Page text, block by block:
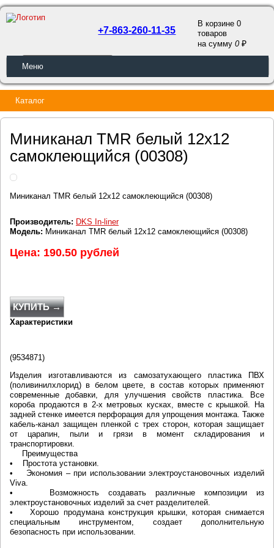
ОБРАТНЫЙ ЗВОНОК
+7-863-260-11-35
В корзине 0
товаров
на сумму0
Меню
Каталог
Миниканал ТМR белый 12х12
самоклеющийся (00308)
Миниканал ТМR белый 12х12 самоклеющийся (00308)
Производитель: DKS In-liner
Модель: Миниканал ТМR белый 12х12 самоклеющийся (00308)
Цена: 190.50 рублей
КУПИТЬ →
Характеристики
(9534871)
Изделия изготавливаются из самозатухающего пластика ПВХ
(поливинилхлорид) в белом цвете, в состав которых применяют
современные добавки, для улучшения свойств пластика. Все
короба продаются в 2-х метровых кусках, вместе с крышкой. На
задней стенке имеется перфорация для упрощения монтажа. Также
кабель-канал защищен пленкой с трех сторон, которая защищает
от царапин, пыли и грязи в момент складирования и
транспортировки.
Преимущества
• Простота установки.
• Экономия – при использовании электроустановочных изделий
Viva.
• Возможность создавать различные композиции из
электроустановочных изделий за счет разделителей.
• Хорошо продумана конструкция крышки, которая снимается
специальным инструментом, создает дополнительную
безопасность при использовании.